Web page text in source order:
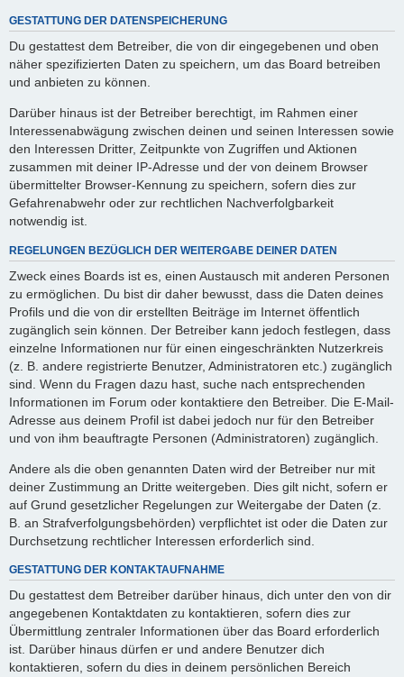
GESTATTUNG DER DATENSPEICHERUNG
Du gestattest dem Betreiber, die von dir eingegebenen und oben
näher spezifizierten Daten zu speichern, um das Board betreiben
und anbieten zu können.
Darüber hinaus ist der Betreiber berechtigt, im Rahmen einer
Interessenabwägung zwischen deinen und seinen Interessen sowie
den Interessen Dritter, Zeitpunkte von Zugriffen und Aktionen
zusammen mit deiner IP-Adresse und der von deinem Browser
übermittelter Browser-Kennung zu speichern, sofern dies zur
Gefahrenabwehr oder zur rechtlichen Nachverfolgbarkeit
notwendig ist.
REGELUNGEN BEZÜGLICH DER WEITERGABE DEINER DATEN
Zweck eines Boards ist es, einen Austausch mit anderen Personen
zu ermöglichen. Du bist dir daher bewusst, dass die Daten deines
Profils und die von dir erstellten Beiträge im Internet öffentlich
zugänglich sein können. Der Betreiber kann jedoch festlegen, dass
einzelne Informationen nur für einen eingeschränkten Nutzerkreis
(z. B. andere registrierte Benutzer, Administratoren etc.) zugänglich
sind. Wenn du Fragen dazu hast, suche nach entsprechenden
Informationen im Forum oder kontaktiere den Betreiber. Die E-Mail-
Adresse aus deinem Profil ist dabei jedoch nur für den Betreiber
und von ihm beauftragte Personen (Administratoren) zugänglich.
Andere als die oben genannten Daten wird der Betreiber nur mit
deiner Zustimmung an Dritte weitergeben. Dies gilt nicht, sofern er
auf Grund gesetzlicher Regelungen zur Weitergabe der Daten (z.
B. an Strafverfolgungsbehörden) verpflichtet ist oder die Daten zur
Durchsetzung rechtlicher Interessen erforderlich sind.
GESTATTUNG DER KONTAKTAUFNAHME
Du gestattest dem Betreiber darüber hinaus, dich unter den von dir
angegebenen Kontaktdaten zu kontaktieren, sofern dies zur
Übermittlung zentraler Informationen über das Board erforderlich
ist. Darüber hinaus dürfen er und andere Benutzer dich
kontaktieren, sofern du dies in deinem persönlichen Bereich